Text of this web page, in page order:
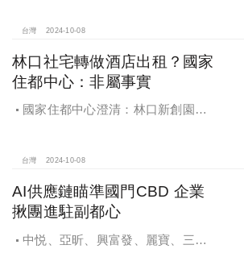
望全壘打
台灣 2024-10-08
林口社宅轉做酒店出租？國家
住都中心：非屬事實
國家住都中心澄清：林口新創園秉
台灣 2024-10-08
AI供應鏈瞄準國門CBD 企業
揪團進駐副都心
中悦、亞昕、興富發、麗寶、三發